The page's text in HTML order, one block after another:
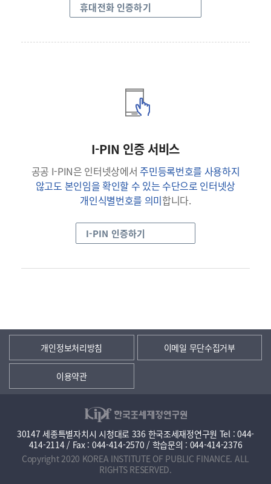
휴대전화 인증하기
I-PIN 인증 서비스
공공 I-PIN은 인터넷상에서주민등록번호를 사용하지
않고도 본인임을 확인할 수 있는 수단으로 인터넷상
개인식별번호를 의미합니다.
I-PIN 인증하기
개인정보처리방침 이메일 무단수집거부
이용약관
30147 세종특별자치시 시청대로 336 한국조세재정연구원 Tel : 044-
414-2114 / Fax : 044-414-2570 / 학습문의 : 044-414-2376
Copyright 2020 KOREA INSTITUTE OF PUBLIC FINANCE. ALL
RIGHTS RESERVED.